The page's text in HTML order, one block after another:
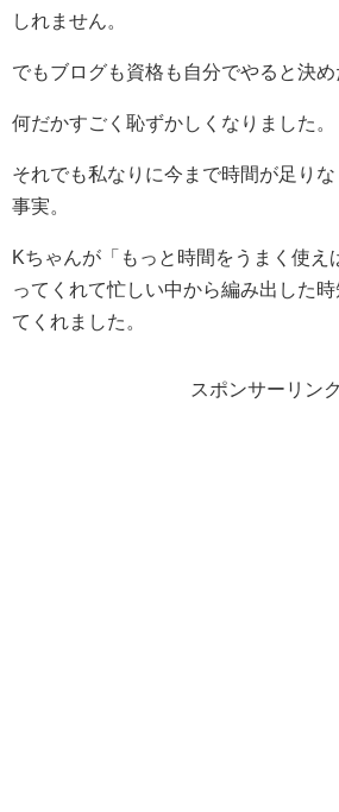
しれません。
でもブログも資格も自分でやると決め
何だかすごく恥ずかしくなりました。
それでも私なりに今まで時間が足り
事実。
Kちゃんが「もっと時間をうまく使え
ってくれて忙しい中から編み出した
てくれました。
スポンサーリンク